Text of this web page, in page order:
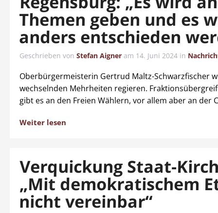
Themen geben und es
anders entschieden
Geschrieben von Stefan Aigner am 14. Juni 2024 in
Oberbürgermeisterin Gertrud Maltz-Schwarzfischer
wechselnden Mehrheiten regieren.
gibt es an den Freien Wählern, vor allem aber an der
Weiter lesen
Verquickung Staat-
„Mit demokratischem
nicht vereinbar“